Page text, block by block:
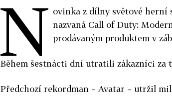
N ovinka z dílny světové
nazvaná Call of Duty:
prodávaným produktem v
Během šestnácti dní utratili zákazníci
Předchozí rekordman – Avatar – utržil